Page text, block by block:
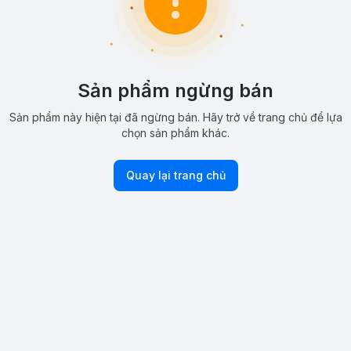
Sản phẩm ngừng bán
Sản phẩm này hiện tại đã ngừng bán. Hãy trở về trang chủ để lựa
chọn sản phẩm khác.
Quay lại trang chủ